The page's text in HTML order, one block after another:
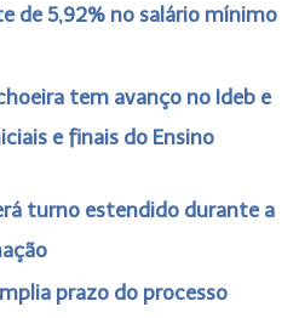
de 5,92% no salário mínimo
tem avanço no Ideb e
e finais do Ensino
turno estendido durante a
prazo do processo